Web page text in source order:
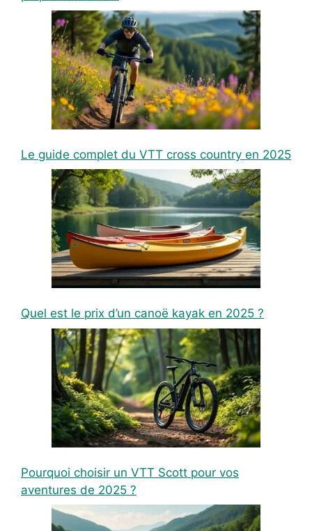
Le guide complet du VTT cross country en 2025
Quel est le prix d’un canoë kayak en 2025 ?
Pourquoi choisir un VTT Scott pour vos
aventures de 2025 ?